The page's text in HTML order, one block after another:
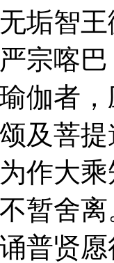
无垢智
严宗
瑜伽者
颂及菩
为作大
不暂舍
普贤